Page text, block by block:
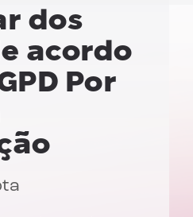
dos
acordo
Por